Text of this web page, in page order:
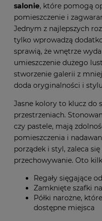
salonie, które pomogą
pomieszczenie i
Jednym z najlepszych
tylko wprowadzą
sprawią, że wnętrze
umieszczenie dużego
stworzenie galerii z
doda oryginalności i
Jasne kolory to klucz do
przestrzeniach.
czy pastele, mają
pomieszczenia i
porządek i styl, zaleca
przechowywanie. Oto
Regały sięgające
Zamknięte szafki
Półki narożne,
dostępne miejsca